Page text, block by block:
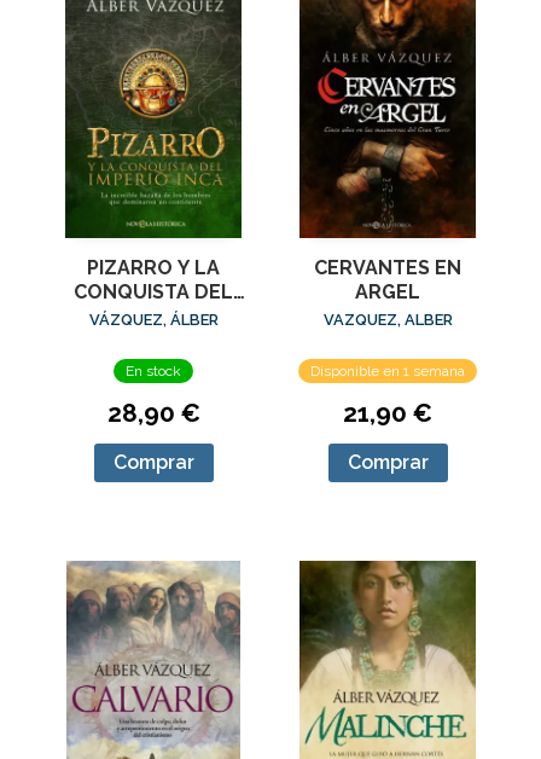
PIZARRO Y LA
CONQUISTA DEL
IMPERIO INCA
VÁZQUEZ, ÁLBER
En stock
28,90 €
Comprar
CERVANTES EN
ARGEL
VAZQUEZ, ALBER
Disponible en 1 semana
21,90 €
Comprar